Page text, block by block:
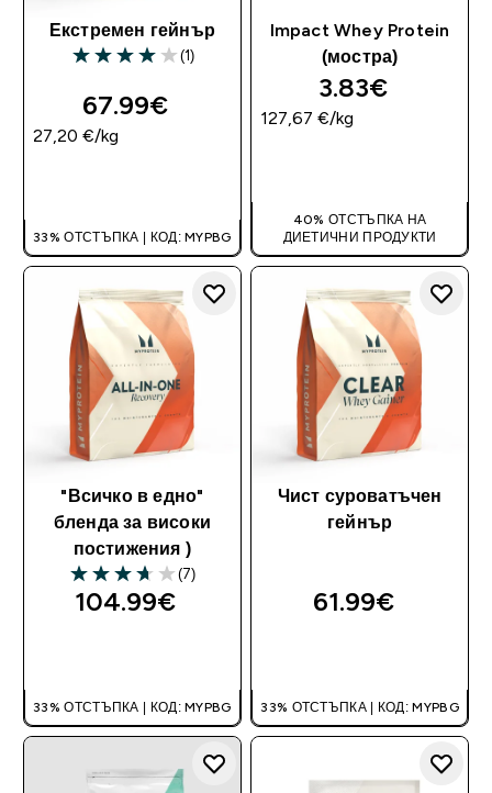
Екстремен гейнър
4 out of 5 stars
(1)
67.99€‎
27,20 €‎/kg
33% ОТСТЪПКА | КОД: MYPBG
Impact Whey Protein
(мостра)
3.83€‎
127,67 €‎/kg
40% ОТСТЪПКА НА
ДИЕТИЧНИ ПРОДУКТИ
"Всичко в едно"
бленда за високи
постижения )
3.71 out of 5 stars
(7)
104.99€‎
33% ОТСТЪПКА | КОД: MYPBG
Чист суроватъчен
гейнър
61.99€‎
33% ОТСТЪПКА | КОД: MYPBG